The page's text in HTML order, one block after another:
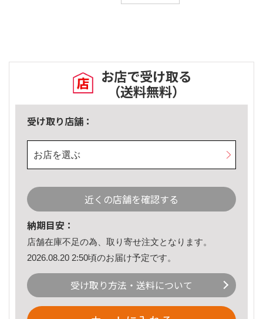
お店で受け取る
（送料無料）
受け取り店舗：
お店を選ぶ
近くの店舗を確認する
納期目安：
店舗在庫不足の為、取り寄せ注文となります。
2026.08.20 2:50頃のお届け予定です。
受け取り方法・送料について